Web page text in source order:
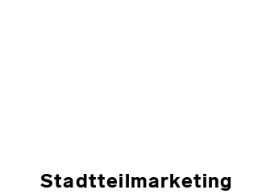
Stadtteilmarketing